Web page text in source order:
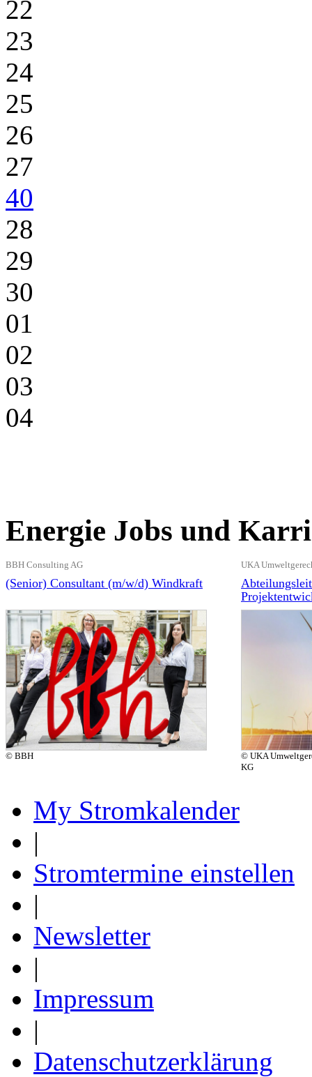
22
23
24
25
26
27
40
28
29
30
01
02
03
04
Energie Jobs und
BBH Consulting AG
(Senior) Consultant (m/w/d) Windkraft
© BBH
UKA
© UKA
KG
My Stromkalender
|
Stromtermine einstellen
|
Newsletter
|
Impressum
|
Datenschutzerklärung